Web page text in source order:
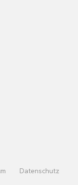
Datenschutz